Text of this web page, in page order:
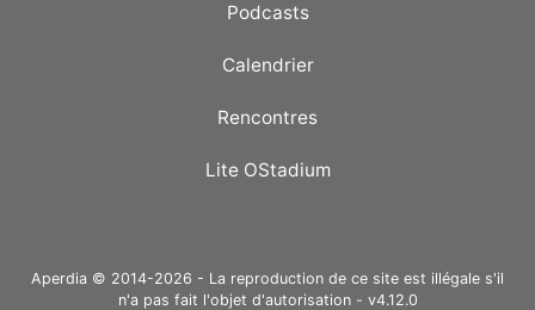
Podcasts
Calendrier
Rencontres
Lite OStadium
Aperdia © 2014-2026 - La reproduction de ce site est illégale s'il
n'a pas fait l'objet d'autorisation - v4.12.0